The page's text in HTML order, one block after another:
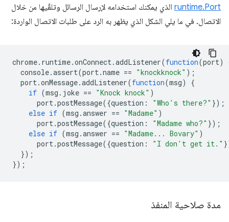
runtime.Port الذي يمكنك استخدامه لإرسال الرسائل وتلقّيها من خلال
الاتصال. في ما يلي الشكل الذي يظهر به الرد على طلبات الاتصال الواردة:
chrome. runtime.onConnect.addListener(function(port)
console.assert(port.name == "knockknock" );
port.onMessage.addListener(function(msg)
{
if (msg . joke == "Knock knock" )
port.postMessage({question : "Who's there?" });
else if (msg .answer == "Madame" )
port.postMessage({question : "Madame who?" });
else if (msg .answer == "Madame... Bovary" )
port.postMessage({question : "I don't get it."
});
});
مدة صلاحية المنفذ